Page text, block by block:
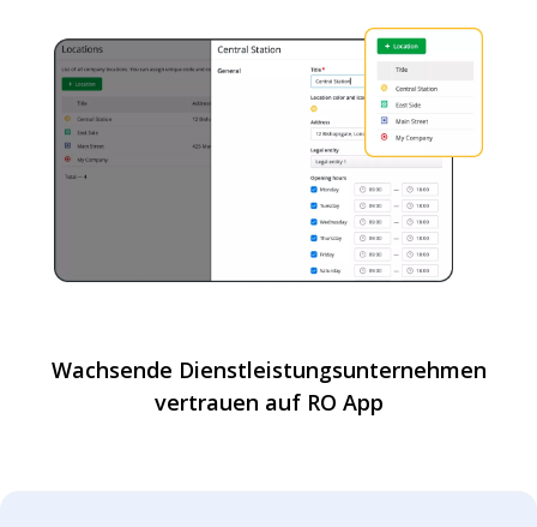
Wachsende Dienstleistungsunternehmen
vertrauen auf RO App